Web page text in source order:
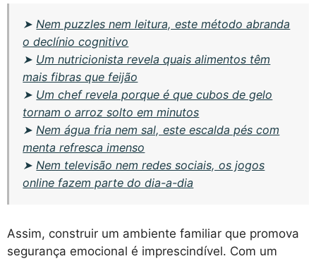
➤Nem puzzles nem leitura, este método abranda
o declínio cognitivo
➤ Um nutricionista revela quais alimentos têm
mais fibras que feijão
➤ Um chef revela porque é que cubos de gelo
tornam o arroz solto em minutos
➤Nem água fria nem sal, este escalda pés com
menta refresca imenso
➤Nem televisão nem redes sociais, os jogos
online fazem parte do dia-a-dia
Assim, construir um ambiente familiar que promova
segurança emocional é imprescindível. Com um